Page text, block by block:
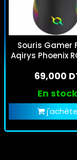
Souris Gamer
Aqirys Phoenix
69,000
En stock
j'achète